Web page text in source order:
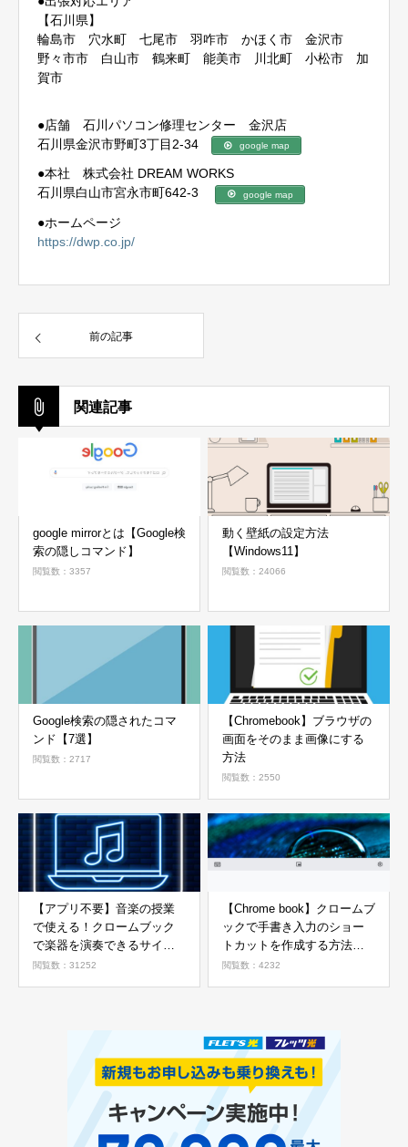
【石川県】
輪島市 穴水町 七尾市 羽咋市 かほく市 金沢市
野々市市 白山市 鶴来町 能美市 川北町 小松市 加
賀市
●店舗 石川パソコン修理センター 金沢店
石川県金沢市野町3丁目2-34
google map
●本社 株式会社 DREAM WORKS
石川県白山市宮永市町642-3
google map
●ホームページ
https://dwp.co.jp/
前の記事
関連記事
google mirrorとは【Google検
索の隠しコマンド】
閲覧数：3357
動く壁紙の設定方法
【Windows11】
閲覧数：24066
Google検索の隠されたコマ
ンド【7選】
閲覧数：2717
【Chromebook】ブラウザの
画面をそのまま画像にする
方法
閲覧数：2550
【アプリ不要】音楽の授業
で使える！クロームブック
で楽器を演奏できるサイト
の紹介【GIGAスクール】
閲覧数：31252
【Chrome book】クロームブ
ックで手書き入力のショー
トカットを作成する方法
【GIGAスクール】
閲覧数：4232